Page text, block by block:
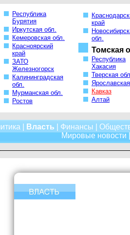
Республика
Бурятия
Иркутская обл.
Кемеровская обл.
Красноярский
край
ЗАТО
Железногорск
Калининградская
обл.
Мурманская обл.
Ростов
край
обл.
Томская
Республика
Хакасия
Тверская
Кавказ
Алтай
Власть Финансы
Мировые новости